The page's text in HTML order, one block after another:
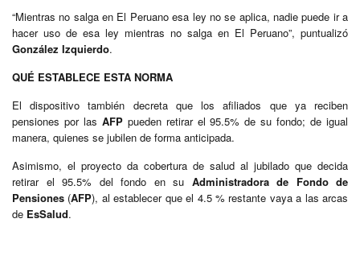
“Mientras no salga en El Peruano esa ley no se aplica, nadie puede ir a
hacer uso de esa ley mientras no salga en El Peruano”, puntualizó
González Izquierdo.
QUÉ ESTABLECE ESTA NORMA
El dispositivo también decreta que los afiliados que ya reciben
pensiones por las AFPpueden retirar el 95.5% de su fondo; de igual
manera, quienes se jubilen de forma anticipada.
Asimismo, el proyecto da cobertura de salud al jubilado que decida
retirar el 95.5% del fondo en su Administradora de Fondo de
Pensiones (AFP), al establecer que el 4.5 % restante vaya a las arcas
de EsSalud.